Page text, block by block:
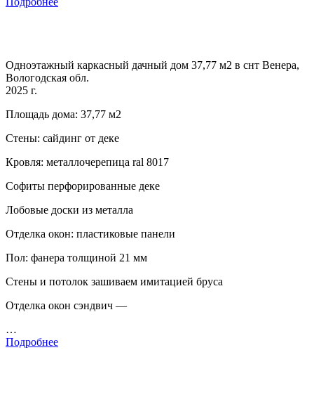
Одноэтажный каркасный дачный дом 37,77 м2 в снт Венера,
Вологодская обл.
2025 г.
Площадь дома: 37,77 м2
Стены: сайдинг от деке
Кровля: металлочерепица ral 8017
Софиты перфорированные деке
Лобовые доски из металла
Отделка окон: пластиковые панели
Пол: фанера толщиной 21 мм
Стены и потолок зашиваем имитацией бруса
Отделка окон сэндвич —
…
Подробнее